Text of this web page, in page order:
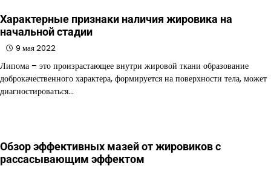
Характерные признаки наличия жировика на
начальной стадии
9 мая 2022
Липома – это произрастающее внутри жировой ткани образование
доброкачественного характера, формируется на поверхности тела, может
диагностироваться…
Обзор эффективных мазей от жировиков с
рассасывающим эффектом